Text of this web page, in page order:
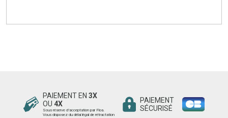
PAIEMENT EN 3X
OU 4X
Sous réserve d’acceptation par Floa.
Vous disposez du délai légal de rétractation
PAIEMENT
SÉCURISÉ